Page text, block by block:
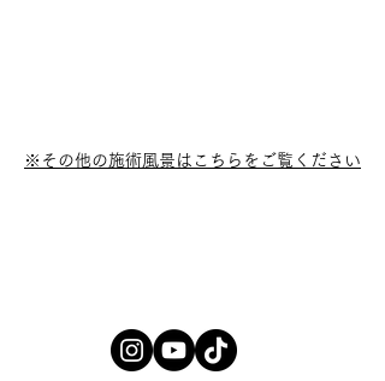
※その他の施術風景はこちらをご覧ください